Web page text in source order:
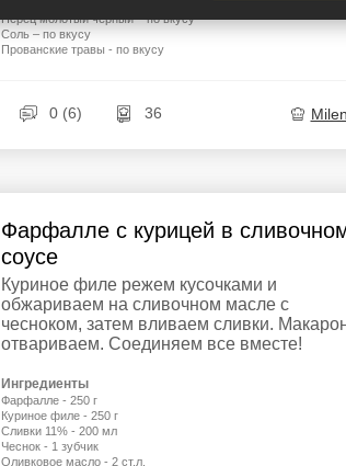
Перец молотый черный – по вкусу
Соль – по вкусу
Прованские травы - по вкусу
0 (6) 36
Фарфалле с курицей в
соусе
Куриное филе режем кусочками и
обжариваем на сливочном масле с
чесноком, затем вливаем сливки.
отвариваем. Соединяем все вместе!
Ингредиенты
Фарфалле - 250 г
Куриное филе - 250 г
Сливки 11% - 200 мл
Чеснок - 1 зубчик
Оливковое масло - 2 ст.л.